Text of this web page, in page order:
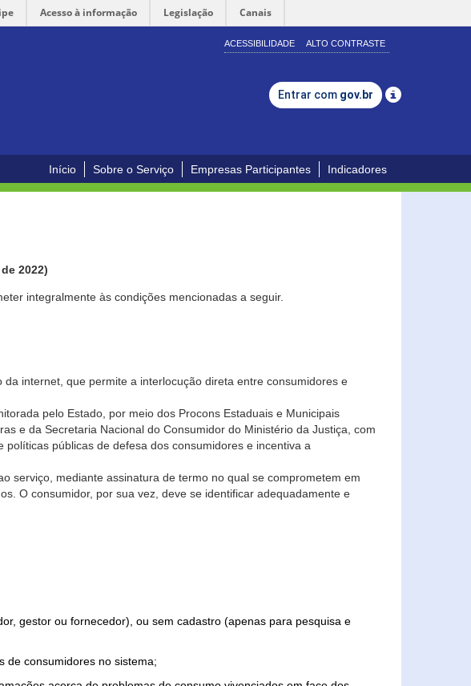
Acesso à informação Legislação Canais
ACESSIBILIDADE ALTO CONTRASTE
Entrar com gov.br
Início Sobre o Serviço Empresas Participantes Indicadores
2022)
integralmente às condições mencionadas a seguir.
internet, que permite a interlocução direta entre consumidores e
pelo Estado, por meio dos Procons Estaduais e Municipais
e da Secretaria Nacional do Consumidor do Ministério da Justiça, com
públicas de defesa dos consumidores e incentiva a
serviço, mediante assinatura de termo no qual se comprometem em
O consumidor, por sua vez, deve se identificar adequadamente e
gestor ou fornecedor), ou sem cadastro (apenas para pesquisa e
de consumidores no sistema;